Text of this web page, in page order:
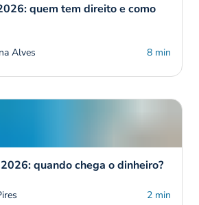
quem tem direito e como
Alves 8 min
quando chega o dinheiro?
2 min